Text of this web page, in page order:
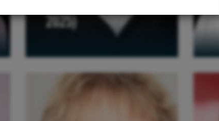
2025)